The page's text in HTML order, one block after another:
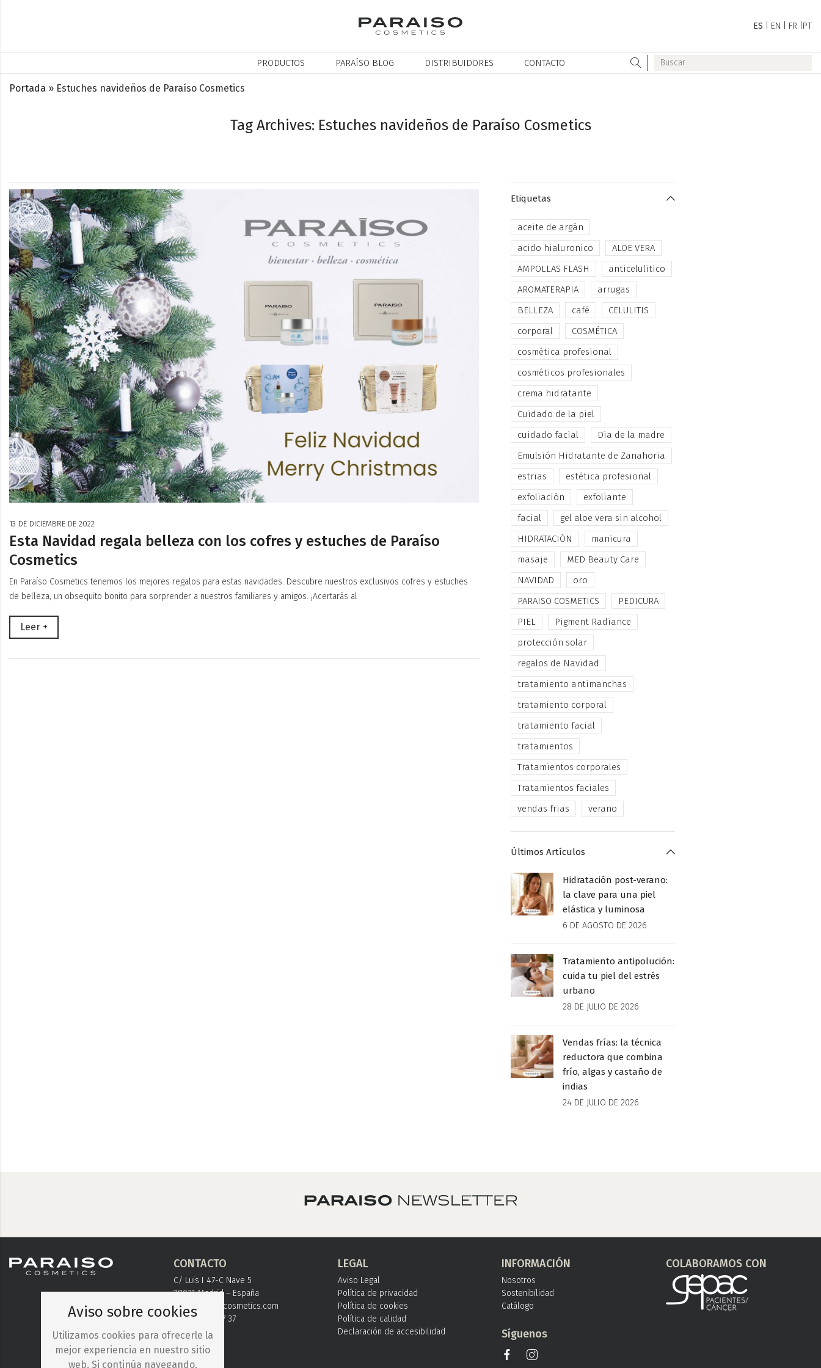
ES EN FR PT
PRODUCTOS PARAÍSO BLOG DISTRIBUIDORES CONTACTO
Tag Archives: Estuches navideños de Paraíso Cosmetics
Portada » Estuches navideños de Paraíso Cosmetics
13 DE DICIEMBRE DE 2022
Esta Navidad regala belleza con los cofres y estuches de Paraíso
Cosmetics
En Paraíso Cosmetics tenemos los mejores regalos para estas navidades. Descubre nuestros exclusivos cofres y estuches
de belleza, un obsequito bonito para sorprender a nuestros familiares y amigos. ¡Acertarás al
Leer +
Etiquetas
aceite de argán
acido hialuronico
ALOE VERA
AMPOLLAS FLASH
anticelulitico
AROMATERAPIA
arrugas
BELLEZA
café
CELULITIS
corporal
COSMÉTICA
cosmética profesional
cosméticos profesionales
crema hidratante
Cuidado de la piel
cuidado facial
Dia de la madre
Emulsión Hidratante de Zanahoria
estrias
estética profesional
exfoliación
exfoliante
facial
gel aloe vera sin alcohol
HIDRATACIÓN
manicura
masaje
MED Beauty Care
NAVIDAD
oro
PARAISO COSMETICS
PEDICURA
PIEL
Pigment Radiance
protección solar
regalos de Navidad
tratamiento antimanchas
tratamiento corporal
tratamiento facial
tratamientos
Tratamientos corporales
Tratamientos faciales
vendas frias
verano
Últimos Artículos
Hidratación post-verano:
la clave para una piel
elástica y luminosa
6 DE AGOSTO DE 2026
Tratamiento antipolución:
cuida tu piel del estrés
urbano
28 DE JULIO DE 2026
Vendas frías: la técnica
reductora que combina
frío, algas y castaño de
indias
24 DE JULIO DE 2026
CONTACTO
C/ Luis I 47-C Nave 5
28031 Madrid – España
info@paraisocosmetics.com
+ 34 91 778 37 37
LEGAL
Aviso Legal
Política de privacidad
Política de cookies
Política de calidad
Declaración de accesibilidad
INFORMACIÓN
Nosotros
Sostenibilidad
Catálogo
Síguenos
COLABORAMOS CON
Aviso sobre cookies
Utilizamos cookies para ofrecerle la
mejor experiencia en nuestro sitio
web. Si continúa navegando,